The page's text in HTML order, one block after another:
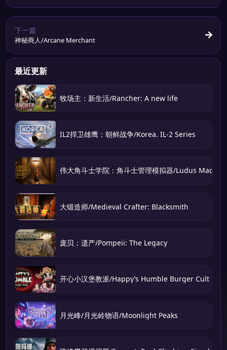
下一篇
神秘商人/Arcane Merchant
最近更新
牧场主：新生活/Rancher: A new life
IL2捍卫雄鹰：朝鲜战争/Korea. IL-2 Series
伟大角斗士学院：角斗士管理模拟器/Ludus
大锻造师/Medieval Crafter: Blacksmith
庞贝：遗产/Pompeii: The Legacy
开心小汉堡教派/Happy’s Humble Burger Cult
月光峰/月光岭物语/Moonlight Peaks